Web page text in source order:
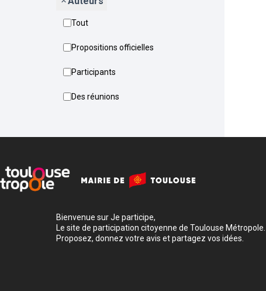
Tout
Propositions officielles
Participants
Des réunions
Bienvenue sur Je participe,
Le site de participation citoyenne de Toulouse Métropole.
Proposez, donnez votre avis et partagez vos idées.